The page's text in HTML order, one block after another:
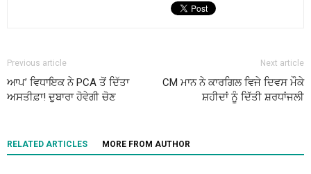
Previous article
ਆਪ’ ਵਿਧਾਇਕ ਨੇ PCA ਤੋਂ ਦਿੱਤਾ
ਅਸਤੀਫ਼ਾ! ਦੁਬਾਰਾ ਹੋਵੇਗੀ ਚੋਣ
Next article
CM ਮਾਨ ਨੇ ਕਾਰਗਿਲ ਵਿਜੇ ਦਿਵਸ ਮੌਕੇ
ਸ਼ਹੀਦਾਂ ਨੂੰ ਦਿੱਤੀ ਸ਼ਰਧਾਂਜਲੀ
RELATED ARTICLES MORE FROM AUTHOR